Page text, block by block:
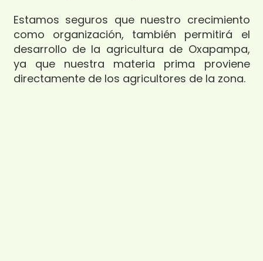
Estamos seguros que nuestro crecimiento
como organización, también permitirá el
desarrollo de la agricultura de Oxapampa,
ya que nuestra materia prima proviene
directamente de los agricultores de la zona.